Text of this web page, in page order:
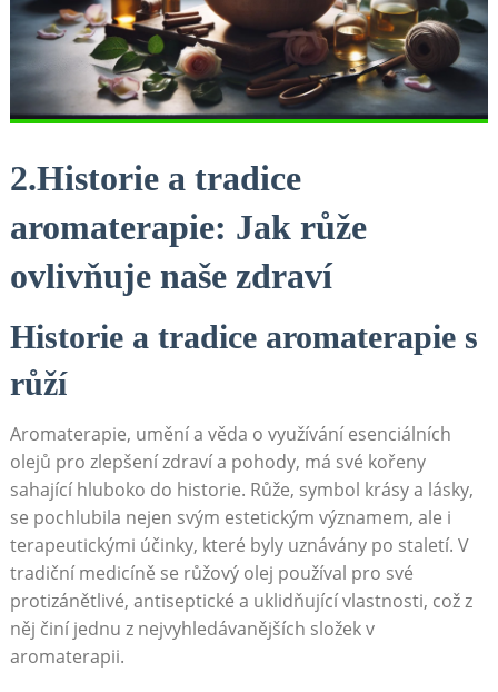
2.Historie a tradice
aromaterapie: Jak růže
ovlivňuje naše zdraví
Historie a ‌tradice⁣ aromaterapie s
růží
Aromaterapie, umění a⁢ věda o využívání esenciálních
olejů pro zlepšení zdraví a pohody, má své​ kořeny
sahající hluboko do historie. ⁤Růže, ‌symbol⁣ krásy a lásky,
se‌ pochlubila nejen svým estetickým významem, ale⁤ i
terapeutickými účinky, které byly uznávány ⁣po staletí. V‌
tradiční‍ medicíně se růžový olej používal pro své
protizánětlivé, antiseptické a ‍uklidňující vlastnosti, což ⁣z
něj činí jednu z nejvyhledávanějších složek v
aromaterapii.